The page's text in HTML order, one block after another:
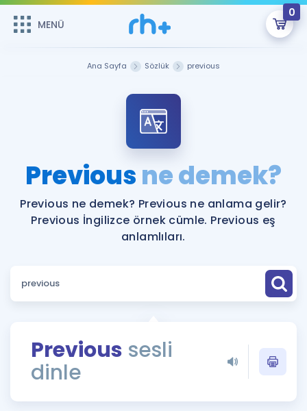
MENÜ
0
ÜYE DEĞİLİM
Sepetin Şu An Boş.
Remzi Hoca ile seni sınava hazırlayacak onlarca eğitim seni
bekliyor!
MENÜ
Faydalı Araçlar
Sözlük
Rehberlik Aracı
ÖSYM Sınav Takvimi
Hakkımızda
Ana Sayfa Sözlük previous
Previousne demek?
Previous ne demek? Previous ne anlama gelir?
Previous İngilizce örnek cümle. Previous eş
anlamlıları.
Previous sesli
dinle